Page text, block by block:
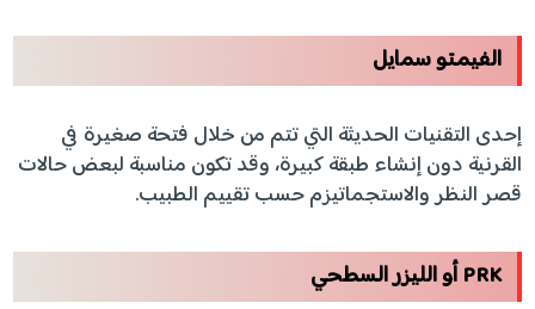
الفيمتو سمايل
إحدى التقنيات الحديثة التي تتم من خلال فتحة صغيرة في
القرنية دون إنشاء طبقة كبيرة، وقد تكون مناسبة لبعض حالات
قصر النظر والاستجماتيزم حسب تقييم الطبيب.
PRK أو الليزر السطحي